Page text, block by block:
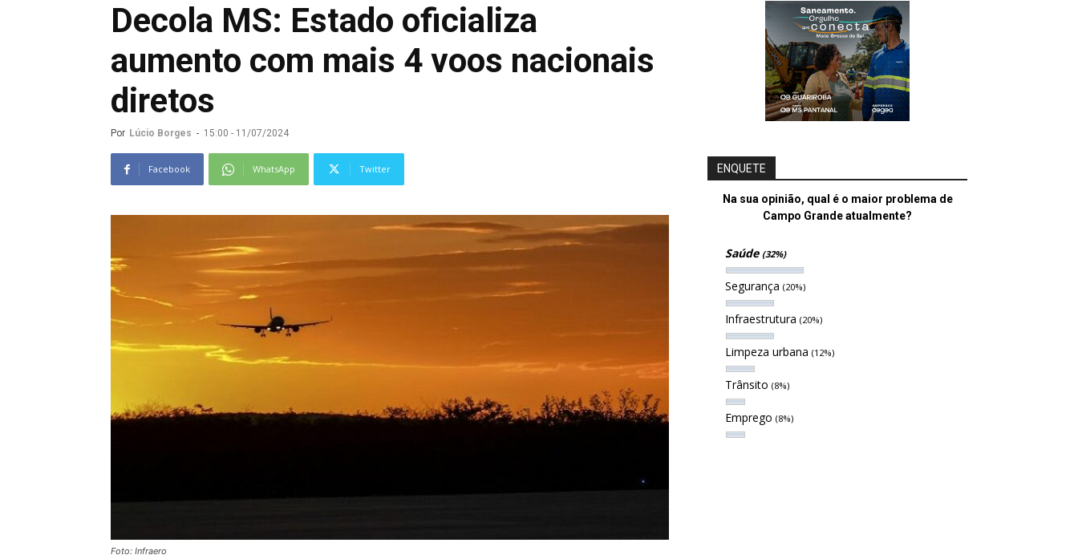
Decola MS: Estado oficializa
aumento com mais 4 voos nacionais
diretos
Por Lúcio Borges - 15:00 - 11/07/2024
Facebook WhatsApp Twitter
Foto: Infraero
ENQUETE
Na sua opinião, qual é o maior problema de
Campo Grande atualmente?
Saúde (32%)
Segurança (20%)
Infraestrutura (20%)
Limpeza urbana (12%)
Trânsito (8%)
Emprego (8%)